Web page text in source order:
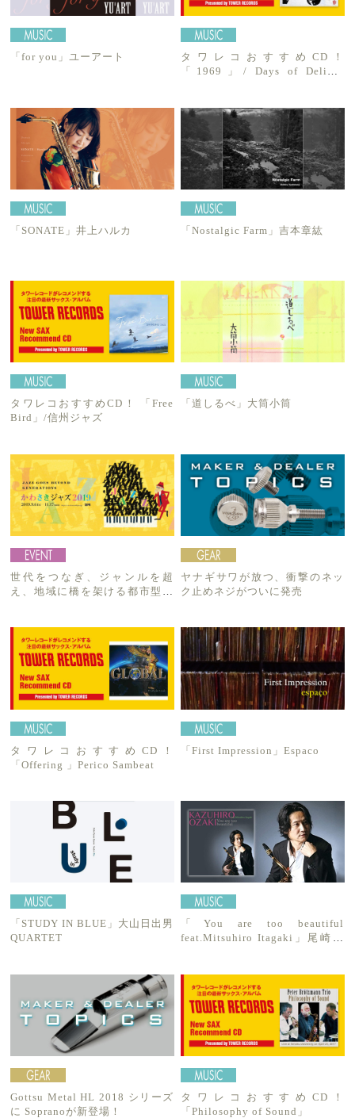
「for you」ユーアート
タワレコおすすめCD！
「1969」/ Days of Delight
「SONATE」井上ハルカ 「Nostalgic Farm」吉本章紘
タワレコおすすめCD！ 「Free
Bird」/信州ジャズ
「道しるべ」大筒小筒
世代をつなぎ、ジャンルを超
え、地域に橋を架ける都市型音
ヤナギサワが放つ、衝撃のネッ
ク止めネジがついに発売
タワレコおすすめCD！
「Offering 」Perico Sambeat
「First Impression」Espaco
「STUDY IN BLUE」大山日出男
QUARTET
「You are too beautiful
feat.Mitsuhiro Itagaki」尾崎一
Gottsu Metal HL 2018 シリーズ
に Sopranoが新登場！
タワレコおすすめCD！
「Philosophy of Sound」